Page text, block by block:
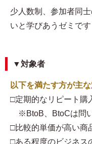
少人数制、参加者同
いと学びあうゼミです
▼対象者
以下を満たす方が主な
□定期的なリピート購
※BtoB、BtoCは問
□比較的単価が高い商
□ある程度のビジネス